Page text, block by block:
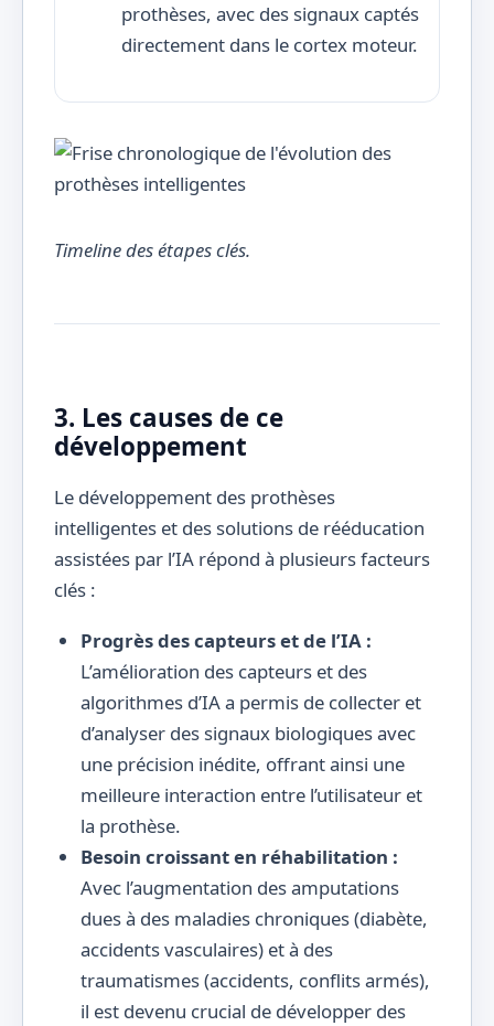
prothèses, avec des signaux captés
directement dans le cortex moteur.
Timeline des étapes clés.
3. Les causes de ce
développement
Le développement des prothèses
intelligentes et des solutions de rééducation
assistées par l’IA répond à plusieurs facteurs
clés :
Progrès des capteurs et de l’IA :
L’amélioration des capteurs et des
algorithmes d’IA a permis de collecter et
d’analyser des signaux biologiques avec
une précision inédite, offrant ainsi une
meilleure interaction entre l’utilisateur et
la prothèse.
Besoin croissant en réhabilitation :
Avec l’augmentation des amputations
dues à des maladies chroniques (diabète,
accidents vasculaires) et à des
traumatismes (accidents, conflits armés),
il est devenu crucial de développer des